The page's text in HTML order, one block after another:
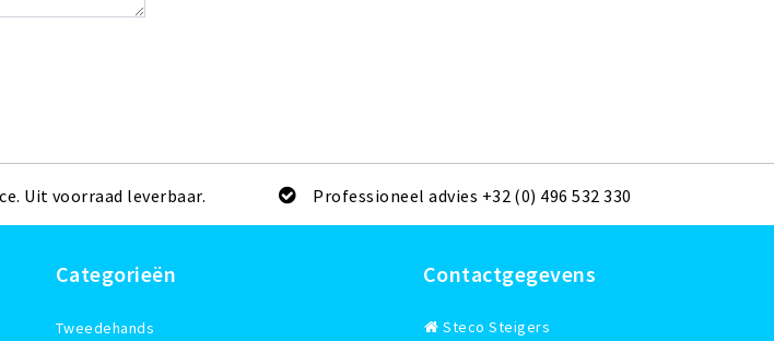
Uit voorraad leverbaar. Professioneel advies +32 (0) 496 532 330
Categorieën
Tweedehands
Contactgegevens
Steco Steigers